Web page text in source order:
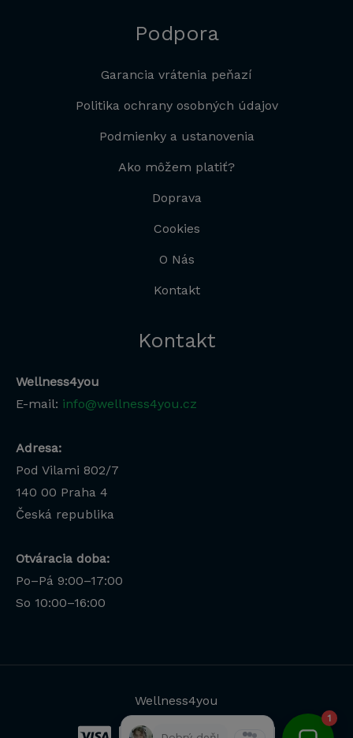
Podpora
Garancia vrátenia peňazí
Politika ochrany osobných údajov
Podmienky a ustanovenia
Ako môžem platiť?
Doprava
Cookies
O Nás
Kontakt
Kontakt
Wellness4you
E-mail: info@wellness4you.cz
Adresa:
Pod Vilami 802/7
140 00 Praha 4
Česká republika
Otváracia doba:
Po–Pá 9:00–17:00
So 10:00–16:00
Wellness4you
1
Lucia